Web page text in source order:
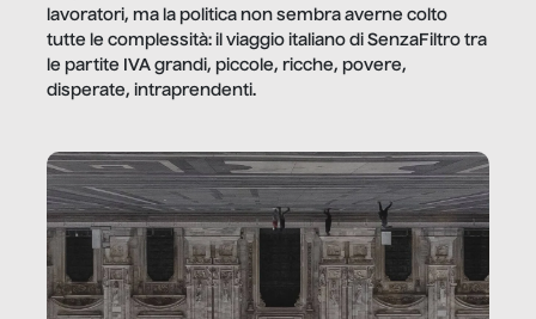
lavoratori, ma la politica non sembra averne colto
tutte le complessità: il viaggio italiano di SenzaFiltro tra
le partite IVA grandi, piccole, ricche, povere,
disperate, intraprendenti.